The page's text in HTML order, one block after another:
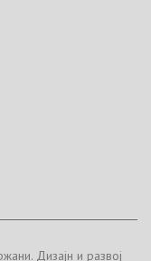
Дизајн и развој